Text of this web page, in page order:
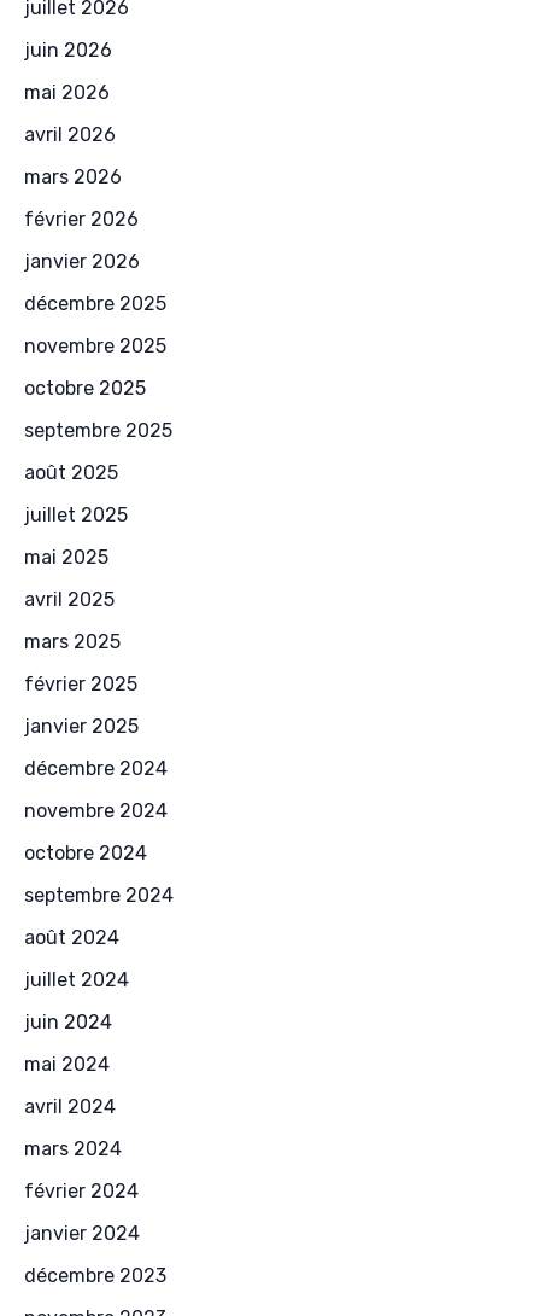
juillet 2026
juin 2026
mai 2026
avril 2026
mars 2026
février 2026
janvier 2026
décembre 2025
novembre 2025
octobre 2025
septembre 2025
août 2025
juillet 2025
mai 2025
avril 2025
mars 2025
février 2025
janvier 2025
décembre 2024
novembre 2024
octobre 2024
septembre 2024
août 2024
juillet 2024
juin 2024
mai 2024
avril 2024
mars 2024
février 2024
janvier 2024
décembre 2023